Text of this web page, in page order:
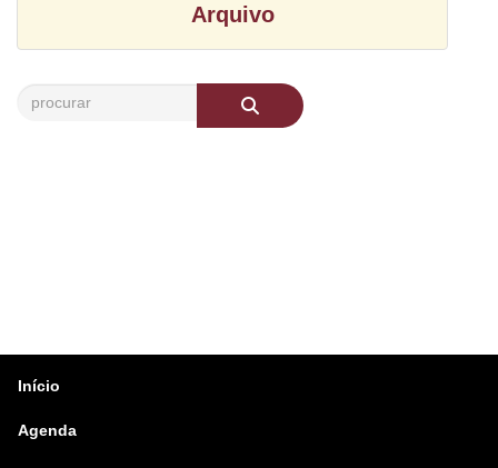
Arquivo
Início
Agenda